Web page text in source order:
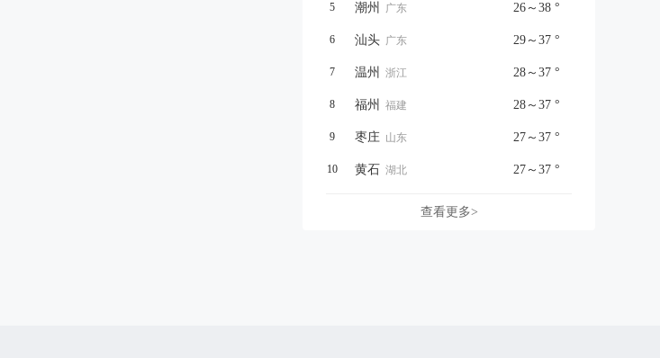
5 潮州 广东 26～38 °
6 汕头 广东 29～37 °
7 温州 浙江 28～37 °
8 福州 福建 28～37 °
9 枣庄 山东 27～37 °
10 黄石 湖北 27～37 °
查看更多>